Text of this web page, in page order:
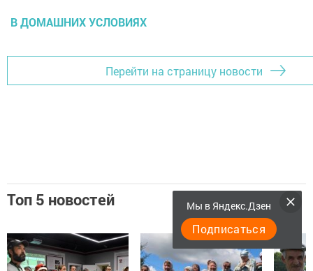
В ДОМАШНИХ УСЛОВИЯХ
Перейти на страницу новости
Топ 5 новостей Мы в Яндекс.Дзен
Подписаться